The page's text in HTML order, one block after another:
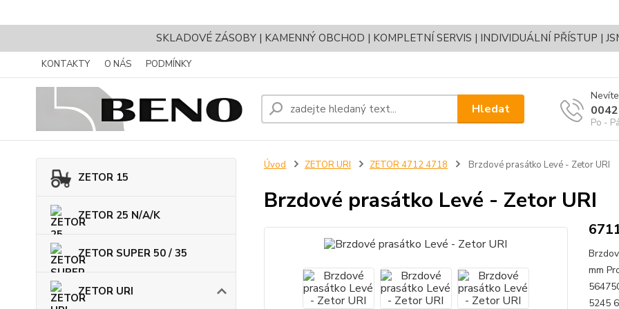
SKLADOVÉ ZÁSOBY | KAMENNÝ OBCHOD | KOMPLETNÍ SERVIS | INDIVIDUÁLNÍ PŘÍSTUP |
KONTAKTY O NÁS PODMÍNKY
Hledat
Po -
ZETOR 15
ZETOR 25 N/A/K
ZETOR SUPER 50 / 35
ZETOR URI
Úvod ZETOR URI ZETOR 4712 4718 Brzdové prasátko Levé - Zetor URI
Brzdové prasátko Levé - Zetor URI
mm
5245